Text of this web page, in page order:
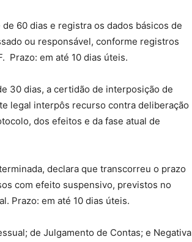
60 dias e registra os dados básicos de
ou responsável, conforme registros
Prazo: em até 10 dias úteis.
30 dias, a certidão de interposição de
legal interpôs recurso contra deliberação
dos efeitos e da fase atual de
declara que transcorreu o prazo
com efeito suspensivo, previstos no
Prazo: em até 10 dias úteis.
de Julgamento de Contas; e Negativa